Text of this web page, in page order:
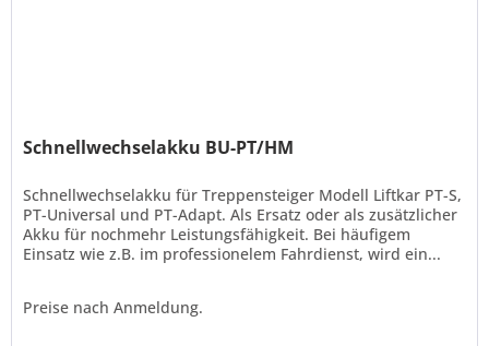
Schnellwechselakku BU-PT/HM
Schnellwechselakku für Treppensteiger Modell Liftkar PT-S,
PT-Universal und PT-Adapt. Als Ersatz oder als zusätzlicher
Akku für nochmehr Leistungsfähigkeit. Bei häufigem
Einsatz wie z.B. im professionelem Fahrdienst, wird ein...
Preise nach Anmeldung.